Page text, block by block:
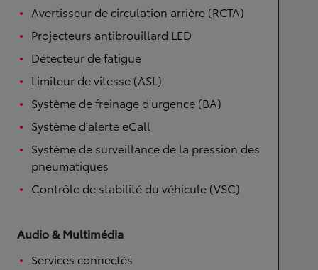
Avertisseur de circulation arrière (RCTA)
Projecteurs antibrouillard LED
Détecteur de fatigue
Limiteur de vitesse (ASL)
Système de freinage d'urgence (BA)
Système d'alerte eCall
Système de surveillance de la pression des
pneumatiques
Contrôle de stabilité du véhicule (VSC)
Audio & Multimédia
Services connectés